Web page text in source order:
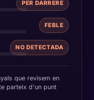
PER DARRERE
FEBLE
NO DETECTADA
que revisem en
parteix d'un punt